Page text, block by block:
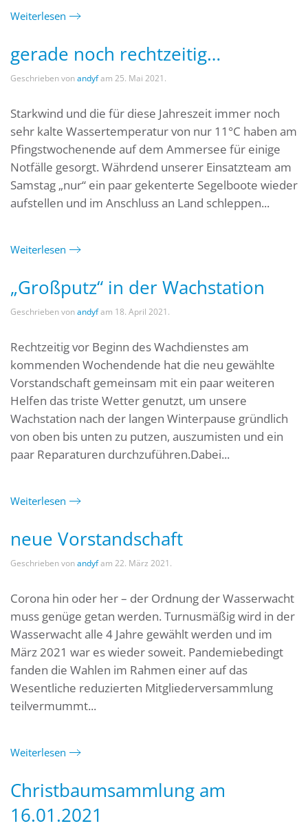
Weiterlesen
gerade noch rechtzeitig…
Geschrieben vonandyfam 25. Mai 2021 .
Starkwind und die für diese Jahreszeit immer noch
sehr kalte Wassertemperatur von nur 11°C haben am
Pfingstwochenende auf dem Ammersee für einige
Notfälle gesorgt. Währdend unserer Einsatzteam am
Samstag „nur“ ein paar gekenterte Segelboote wieder
aufstellen und im Anschluss an Land schleppen...
Weiterlesen
„Großputz“ in der Wachstation
Geschrieben vonandyfam 18. April 2021 .
Rechtzeitig vor Beginn des Wachdienstes am
kommenden Wochendende hat die neu gewählte
Vorstandschaft gemeinsam mit ein paar weiteren
Helfen das triste Wetter genutzt, um unsere
Wachstation nach der langen Winterpause gründlich
von oben bis unten zu putzen, auszumisten und ein
paar Reparaturen durchzuführen.Dabei...
Weiterlesen
neue Vorstandschaft
Geschrieben vonandyfam 22. März 2021 .
Corona hin oder her – der Ordnung der Wasserwacht
muss genüge getan werden. Turnusmäßig wird in der
Wasserwacht alle 4 Jahre gewählt werden und im
März 2021 war es wieder soweit. Pandemiebedingt
fanden die Wahlen im Rahmen einer auf das
Wesentliche reduzierten Mitgliederversammlung
teilvermummt...
Weiterlesen
Christbaumsammlung am
16.01.2021